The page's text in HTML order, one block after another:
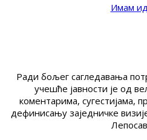
Имам
Ради бољег сагледавања
учешће јавности је од
коментарима, сугестијама,
дефинисању заједничке